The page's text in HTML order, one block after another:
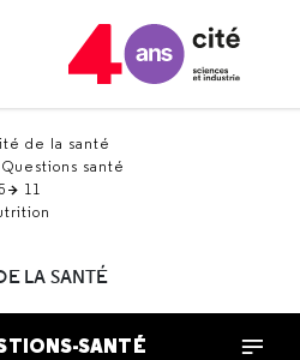
de la santé
Questions santé
11
LA SANTÉ
SANTÉ